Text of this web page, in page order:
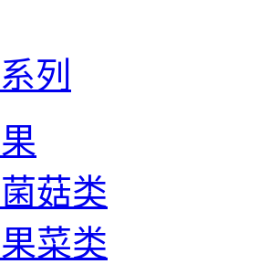
列
菇类
菜类